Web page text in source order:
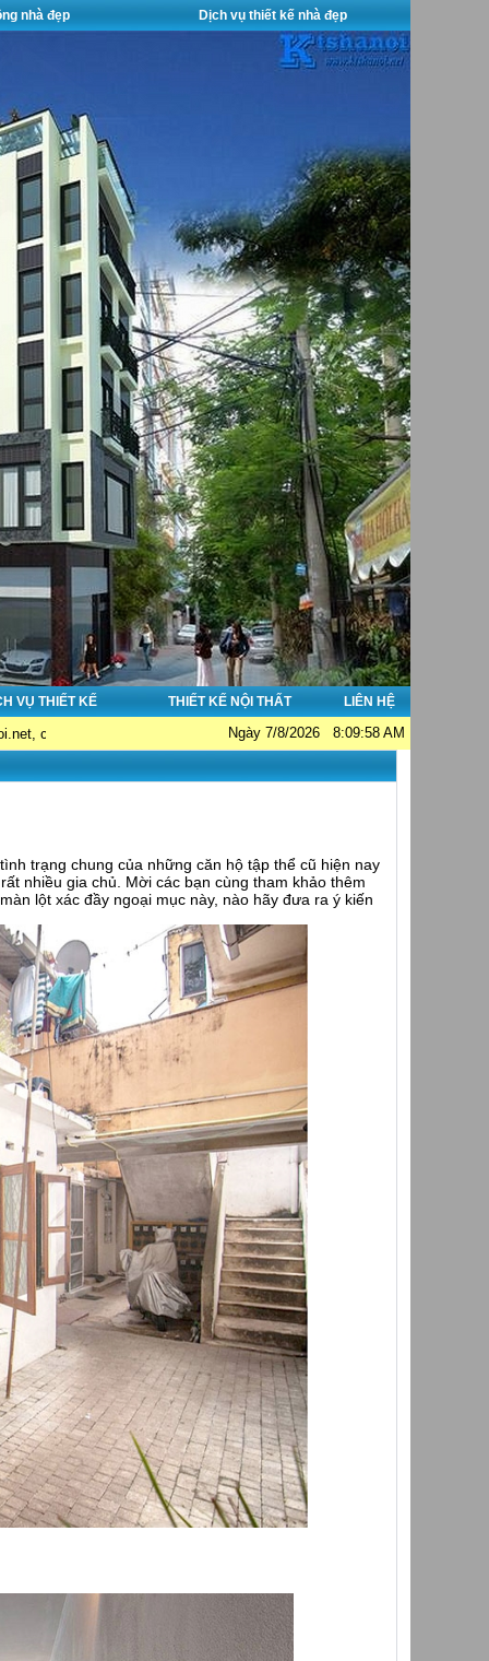
nhà đẹp Dịch vụ thiết kế nhà đẹp
VỤ THIẾT KẾ THIẾT KẾ NỘI THẤT LIÊN HỆ
về : Thiết kế nhà đẹp - Thi công nhà đẹp - Tư vấn giám sát.
Ngày 7/8/2026 8:09:58 AM
trạng chung của những căn hộ tập thể cũ hiện nay
nhiều gia chủ. Mời các bạn cùng tham khảo thêm
lột xác đầy ngoại mục này, nào hãy đưa ra ý kiến